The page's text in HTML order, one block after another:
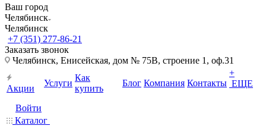
Ваш город
Челябинск
Челябинск
+7 (351) 277-86-21
Заказать звонок
Челябинск, Енисейская, дом № 75В, строение 1, оф.31
Акции
Услуги
Как
купить
Блог Компания Контакты
+
ЕЩЕ
Войти
Каталог